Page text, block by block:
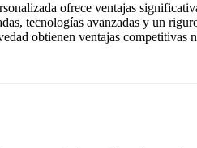
ofrece ventajas
tecnologías avanzadas y un
obtienen ventajas competitivas